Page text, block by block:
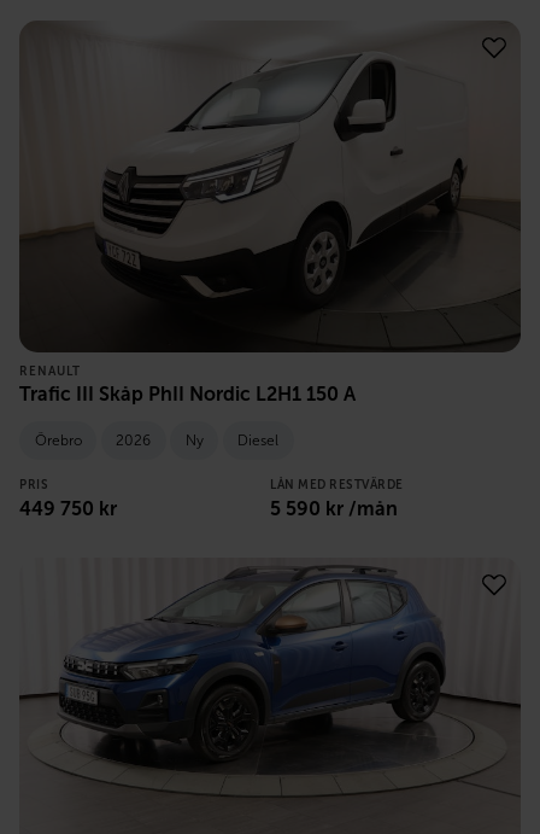
RENAULT
Trafic III Skåp PhII Nordic L2H1 150 A
Örebro 2026 Ny Diesel
PRIS
449 750 kr
LÅN MED RESTVÄRDE
5 590 kr /mån